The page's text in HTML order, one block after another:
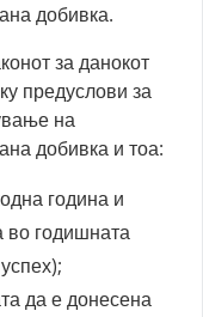
добивка.
за данокот
предуслови за
на
добивка и тоа:
година и
во годишната
да е донесена